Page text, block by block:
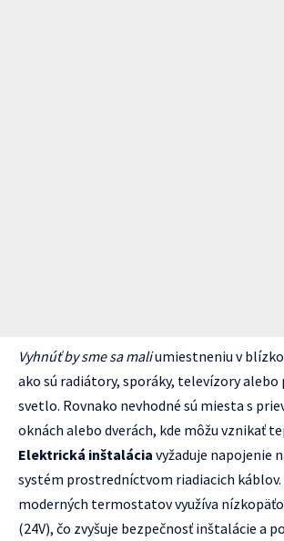
Vyhnúť by sme sa maliumiestneniu v
ako sú radiátory, sporáky, televízory alebo
svetlo. Rovnako nevhodné sú miesta s
oknách alebo dverách, kde môžu vznikať
Elektrická inštalácia vyžaduje napojenie
systém prostredníctvom riadiacich káblov.
moderných termostatov využíva
(24V), čo zvyšuje bezpečnosť inštalácie a